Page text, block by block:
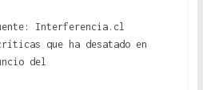
Interferencia.cl
que ha desatado en
del